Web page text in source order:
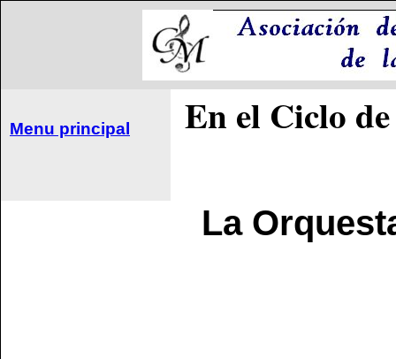
Menu principal En el Ciclo
La